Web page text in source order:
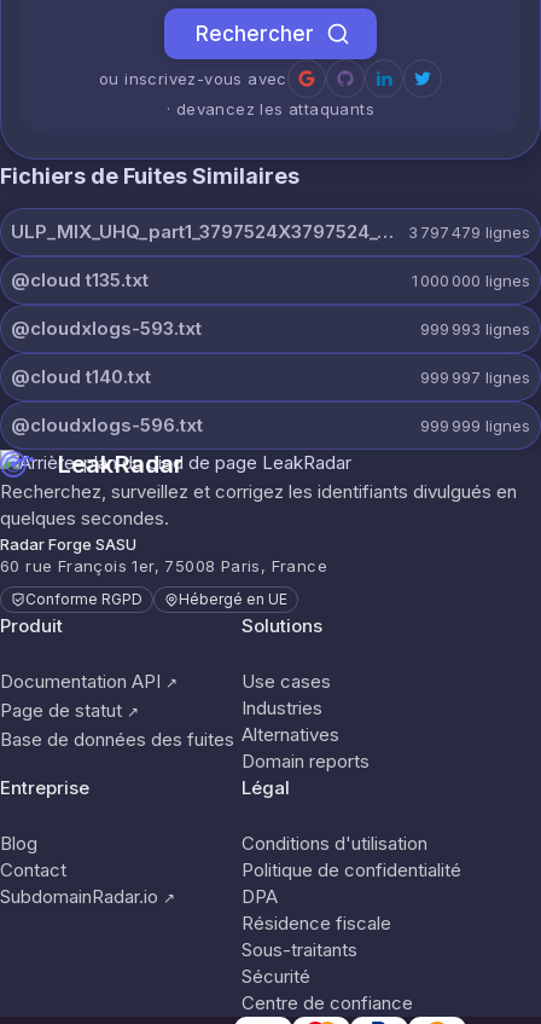
Rechercher
ou inscrivez-vous avec
· devancez les attaquants
Fichiers de Fuites Similaires
ULP_MIX_UHQ_part1_3797524X3797524_@dextercloud7.txt 3 797 479 lignes
@cloud t135.txt 1 000 000 lignes
@cloudxlogs-593.txt 999 993 lignes
@cloud t140.txt 999 997 lignes
@cloudxlogs-596.txt 999 999 lignes
LeakRadar
Recherchez, surveillez et corrigez les identifiants divulgués en
quelques secondes.
Radar Forge SASU
60 rue François 1er, 75008 Paris, France
Conforme RGPD Hébergé en UE
Produit
Documentation API ↗
Page de statut ↗
Base de données des fuites
Solutions
Use cases
Industries
Alternatives
Domain reports
Entreprise
Blog
Contact
SubdomainRadar.io ↗
Légal
Conditions d'utilisation
Politique de confidentialité
DPA
Résidence fiscale
Sous-traitants
Sécurité
Centre de confiance